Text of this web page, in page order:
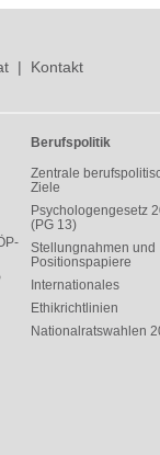
| Kontakt
Berufspolitik
Zentrale
Ziele
Psychologengesetz
(PG 13)
Stellungnahmen und
Positionspapiere
Internationales
Ethikrichtlinien
Nationalratswahlen